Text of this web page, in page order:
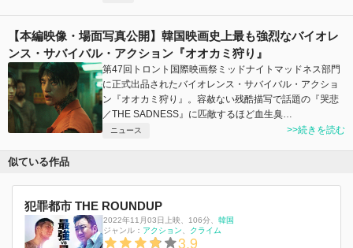
【本編映像・場面写真公開】韓国映画史上最も強烈なバイオレ
ンス・サバイバル・アクション『オオカミ狩り』
第47回トロント国際映画祭ミッドナイトマッドネス部門
に正式出品されたバイオレンス・サバイバル・アクショ
ン『オオカミ狩り』。容赦ない残酷描写で話題の『哭悲
／THE SADNESS』に匹敵するほど血生臭…
ニュース >>続きを読む
似ている作品
犯罪都市 THE ROUNDUP
2022年11月03日上映 106分
韓国
ジャンル： アクション クライム
3.9